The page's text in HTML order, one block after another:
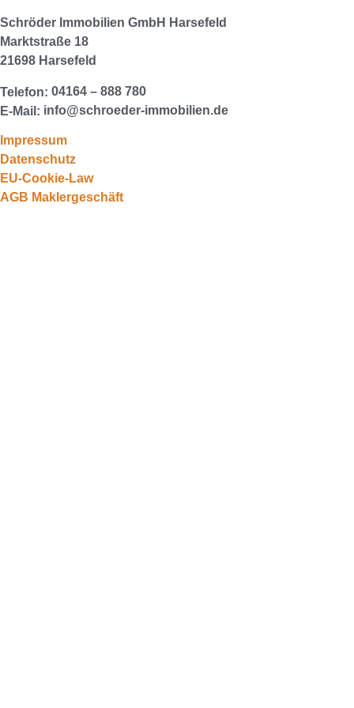
Schröder Immobilien GmbH Harsefeld
Marktstraße 18
21698 Harsefeld
Telefon: 04164 – 888 780
E-Mail: info@schroeder-immobilien.de
Impressum
Datenschutz
EU-Cookie-Law
AGB Maklergeschäft